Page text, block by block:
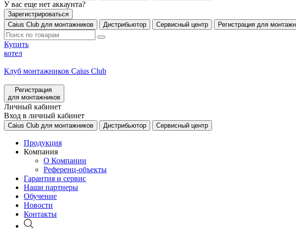
У вас еще нет аккаунта?
Зарегистрироваться
Caius Club для монтажников
Дистрибьютор Сервисный центр Регистрация для
Купить
котел
Клуб монтажников Caius Club
Регистрация
для монтажников
Личный кабинет
Вход в личный кабинет
Caius Club для монтажников Дистрибьютор Сервисный центр
Продукция
Компания
О Компании
Референц-объекты
Гарантия и сервис
Наши партнеры
Обучение
Новости
Контакты